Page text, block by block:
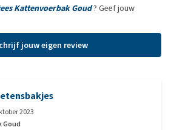
Kattenvoerbak Goud? Geef jouw
jouw eigen review
2023
Goud